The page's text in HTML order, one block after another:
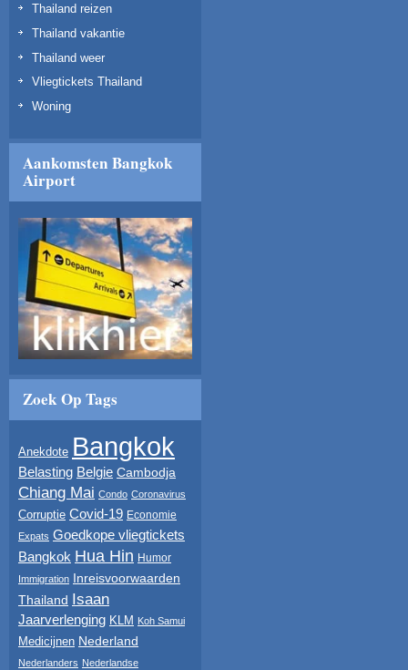
Thailand reizen
Thailand vakantie
Thailand weer
Vliegtickets Thailand
Woning
Aankomsten Bangkok
Airport
Zoek Op Tags
Anekdote Bangkok
Belasting Belgie Cambodja
Chiang Mai Condo Coronavirus
Corruptie Covid-19 Economie
Expats Goedkope vliegtickets
Bangkok Hua Hin Humor
Immigration Inreisvoorwaarden
Thailand Isaan
Jaarverlenging KLM Koh Samui
Medicijnen Nederland
Nederlanders Nederlandse